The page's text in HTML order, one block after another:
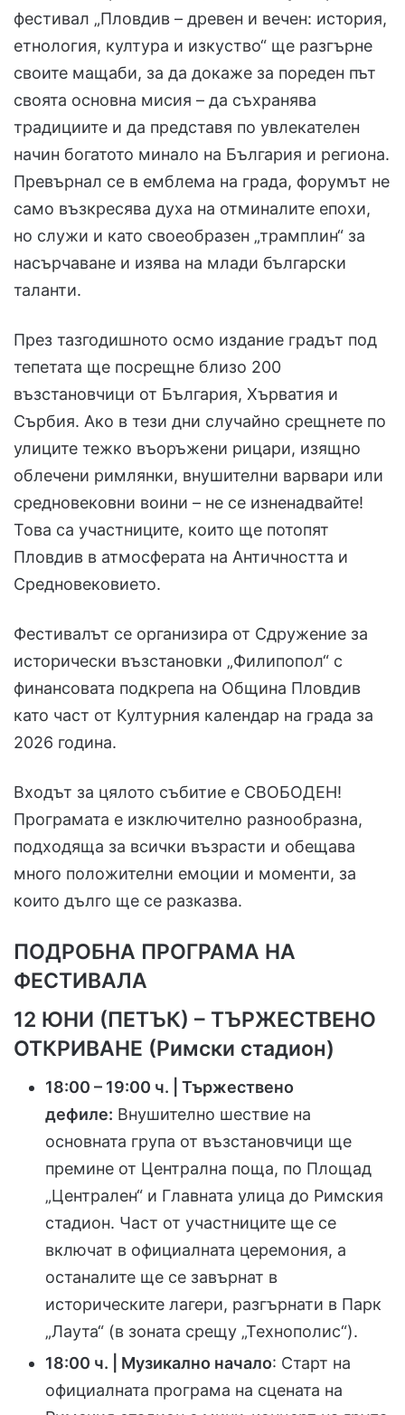
фестивал „Пловдив – древен и вечен: история,
етнология, култура и изкуство“ ще разгърне
своите мащаби, за да докаже за пореден път
своята основна мисия – да съхранява
традициите и да представя по увлекателен
начин богатото минало на България и региона.
Превърнал се в емблема на града, форумът не
само възкресява духа на отминалите епохи,
но служи и като своеобразен „трамплин“ за
насърчаване и изява на млади български
таланти.
През тазгодишното осмо издание градът под
тепетата ще посрещне близо 200
възстановчици от България, Хърватия и
Сърбия. Ако в тези дни случайно срещнете по
улиците тежко въоръжени рицари, изящно
облечени римлянки, внушителни варвари или
средновековни воини – не се изненадвайте!
Това са участниците, които ще потопят
Пловдив в атмосферата на Античността и
Средновековието.
Фестивалът се организира от Сдружение за
исторически възстановки „Филипопол“ с
финансовата подкрепа на Община Пловдив
като част от Културния календар на града за
2026 година.
Входът за цялото събитие е СВОБОДЕН!
Програмата е изключително разнообразна,
подходяща за всички възрасти и обещава
много положителни емоции и моменти, за
които дълго ще се разказва.
ПОДРОБНА ПРОГРАМА НА
ФЕСТИВАЛА
12 ЮНИ (ПЕТЪК) – ТЪРЖЕСТВЕНО
ОТКРИВАНЕ (Римски стадион)
18:00 – 19:00 ч. | Тържествено
дефиле: Внушително шествие на
основната група от възстановчици ще
премине от Централна поща, по Площад
„Централен“ и Главната улица до Римския
стадион. Част от участниците ще се
включат в официалната церемония, а
останалите ще се завърнат в
историческите лагери, разгърнати в Парк
„Лаута“ (в зоната срещу „Технополис“).
18:00 ч. | Музикално начало: Старт на
официалната програма на сцената на